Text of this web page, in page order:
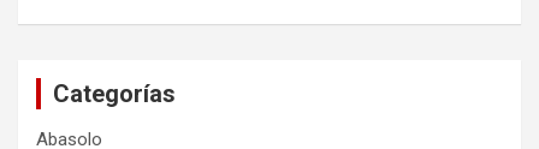
Categorías
Abasolo